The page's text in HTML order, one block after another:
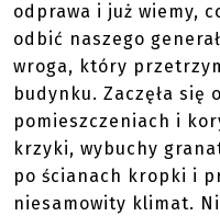
odprawa i już wiemy,
odbić naszego
wroga, który
budynku. Zaczęła się
pomieszczeniach i
krzyki, wybuchy
po ścianach kropki i
niesamowity klimat.